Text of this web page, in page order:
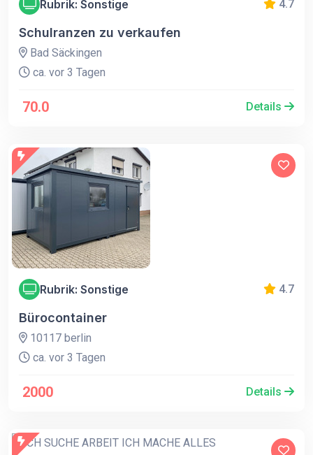
Rubrik: Sonstige 4.7
Schulranzen zu verkaufen
Bad Säckingen
ca. vor 3 Tagen
70.0 Details
Rubrik: Sonstige 4.7
Bürocontainer
10117 berlin
ca. vor 3 Tagen
2000 Details